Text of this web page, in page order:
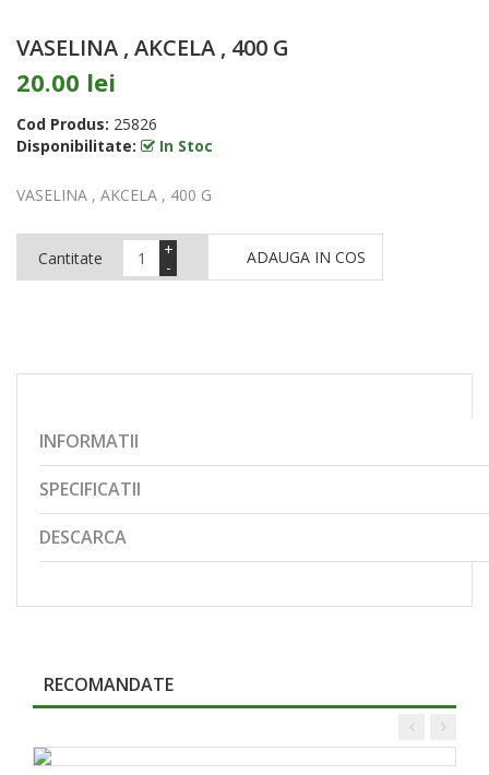
VASELINA , AKCELA , 400 G
20.00 lei
Cod Produs: 25826
Disponibilitate:
In Stoc
VASELINA , AKCELA , 400 G
Cantitate -
+ ADAUGA IN COS
INFORMATII
SPECIFICATII
DESCARCA
RECOMANDATE